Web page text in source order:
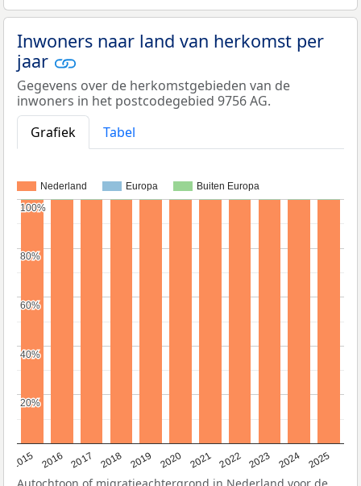
Inwoners naar land van herkomst per
jaar
Gegevens over de herkomstgebieden van de
inwoners in het postcodegebied 9756 AG.
Grafiek
Tabel
Nederland Europa Buiten Europa
2015 2016 2017 2018 2019 2020 2021 2022 2023 2024 2025
20%
20%
40%
40%
60%
60%
80%
80%
100%
100%